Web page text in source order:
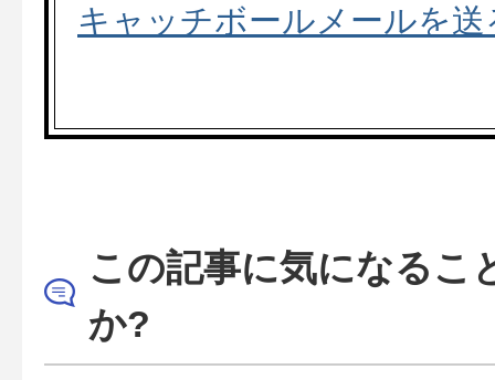
キャッチボールメールを送
この記事に気になるこ
か?